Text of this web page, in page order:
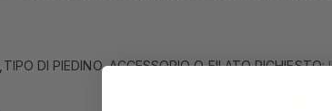
DI PIEDINO, ACCESSORIO O FILATO RICHIESTO: